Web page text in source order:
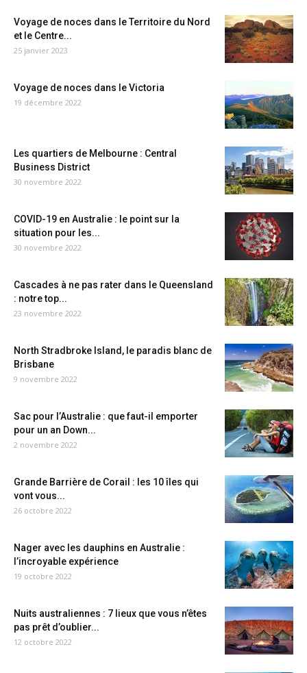
Voyage de noces dans le Territoire du Nord
et le Centre...
25 janvier 2023
Voyage de noces dans le Victoria
19 décembre 2022
Les quartiers de Melbourne : Central
Business District
30 novembre 2022
COVID-19 en Australie : le point sur la
situation pour les...
30 novembre 2022
Cascades à ne pas rater dans le Queensland
: notre top...
23 novembre 2022
North Stradbroke Island, le paradis blanc de
Brisbane
9 novembre 2022
Sac pour l’Australie : que faut-il emporter
pour un an Down...
2 novembre 2022
Grande Barrière de Corail : les 10 îles qui
vont vous...
26 octobre 2022
Nager avec les dauphins en Australie :
l’incroyable expérience
19 octobre 2022
Nuits australiennes : 7 lieux que vous n’êtes
pas prêt d’oublier...
12 octobre 2022